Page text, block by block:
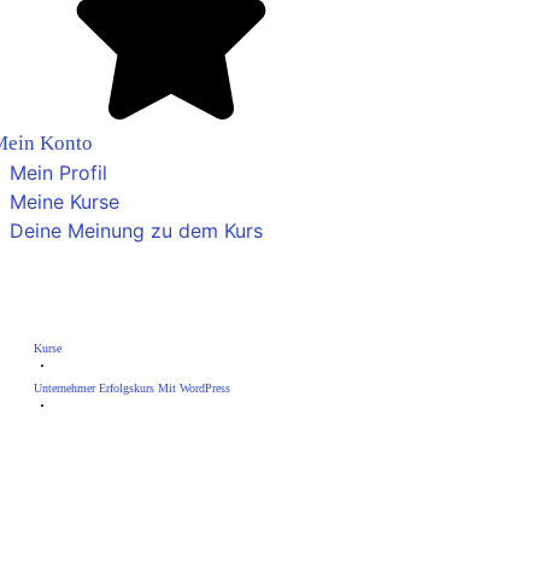
Konto
Mein Profil
Meine Kurse
Deine Meinung zu dem Kurs
Kurse
Unternehmer Erfolgskurs Mit WordPress